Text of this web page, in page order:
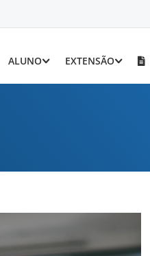
ALUNO EXTENSÃO